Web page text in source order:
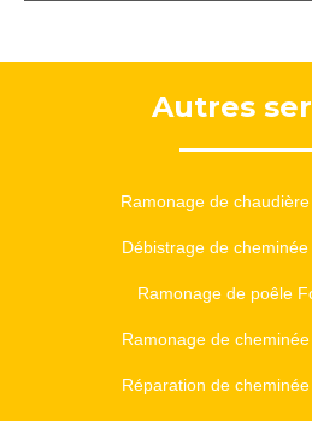
Autres
Ramonage de
Débistrage de
Ramonage de poêle
Ramonage de
Réparation de